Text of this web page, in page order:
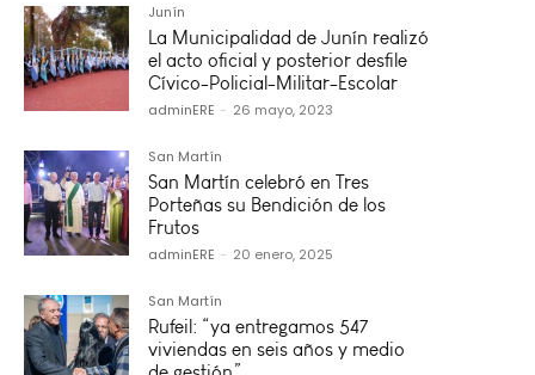
Junín
La Municipalidad de Junín realizó
el acto oficial y posterior desfile
Cívico-Policial-Militar-Escolar
adminERE - 26 mayo, 2023
San Martín
San Martín celebró en Tres
Porteñas su Bendición de los
Frutos
adminERE - 20 enero, 2025
San Martín
Rufeil: “ya entregamos 547
viviendas en seis años y medio